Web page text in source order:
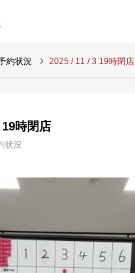
約状況 2025 / 11 / 3 19時閉店
時閉店
状況